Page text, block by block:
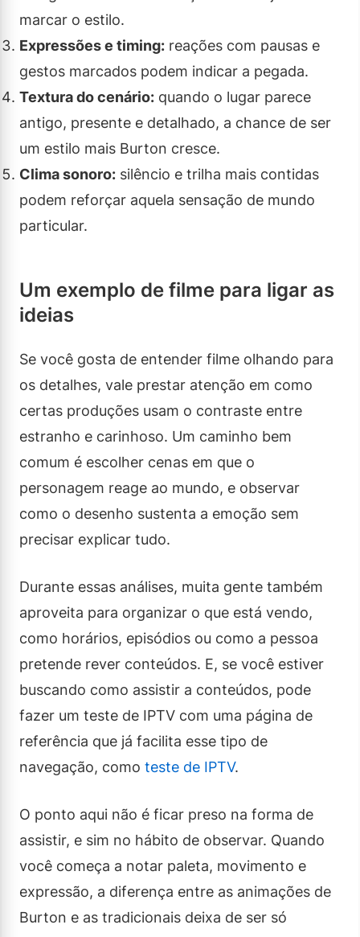
marcar o estilo.
Expressões e timing: reações com pausas e
gestos marcados podem indicar a pegada.
Textura do cenário: quando o lugar parece
antigo, presente e detalhado, a chance de ser
um estilo mais Burton cresce.
Clima sonoro: silêncio e trilha mais contidas
podem reforçar aquela sensação de mundo
particular.
Um exemplo de filme para ligar as
ideias
Se você gosta de entender filme olhando para
os detalhes, vale prestar atenção em como
certas produções usam o contraste entre
estranho e carinhoso. Um caminho bem
comum é escolher cenas em que o
personagem reage ao mundo, e observar
como o desenho sustenta a emoção sem
precisar explicar tudo.
Durante essas análises, muita gente também
aproveita para organizar o que está vendo,
como horários, episódios ou como a pessoa
pretende rever conteúdos. E, se você estiver
buscando como assistir a conteúdos, pode
fazer um teste de IPTV com uma página de
referência que já facilita esse tipo de
navegação, como teste de IPTV.
O ponto aqui não é ficar preso na forma de
assistir, e sim no hábito de observar. Quando
você começa a notar paleta, movimento e
expressão, a diferença entre as animações de
Burton e as tradicionais deixa de ser só